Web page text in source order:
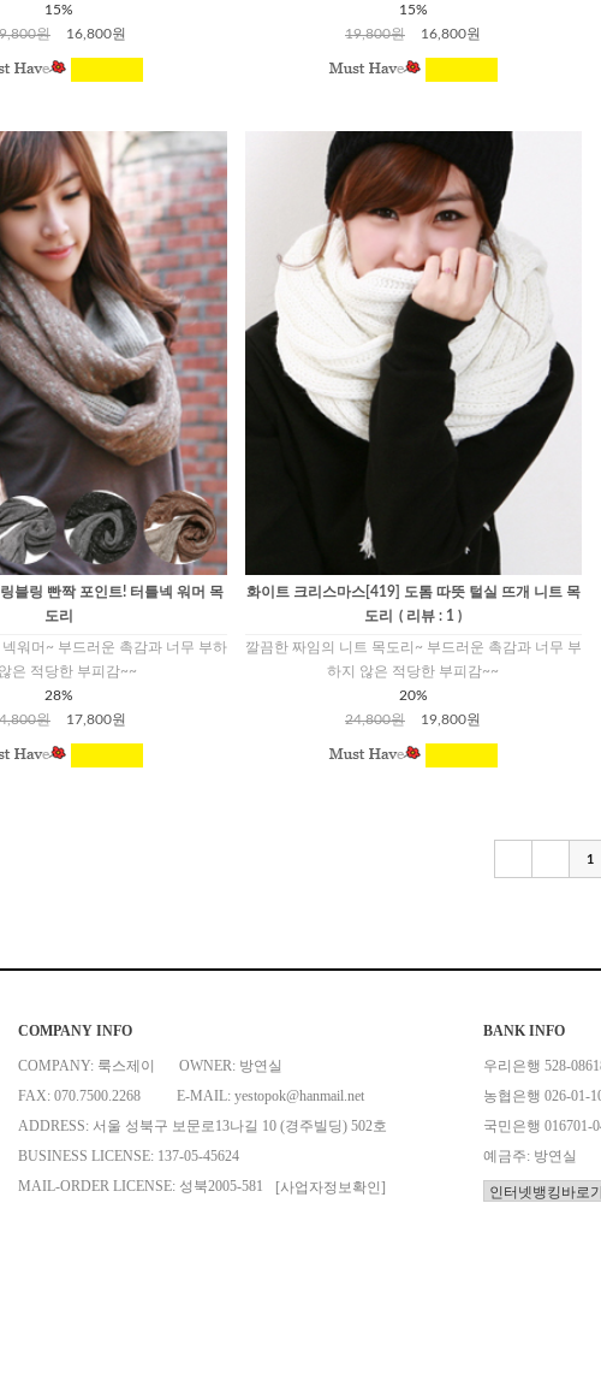
15%
원
16,800원
15%
19,800원
16,800원
블링 빤짝 포인트! 터틀넥 워머 목
도리
워머~ 부드러운 촉감과 너무 부하
은 적당한 부피감~~
28%
원
17,800원
화이트 크리스마스[419] 도톰 따뜻 털실 뜨개 니트 목
도리
( 리뷰 : 1 )
깔끔한 짜임의 니트 목도리~ 부드러운 촉감과 너무 부
하지 않은 적당한 부피감~~
20%
24,800원
19,800원
1
COMPANY INFO
COMPANY: 룩스제이
OWNER: 방연실
FAX: 070.7500.2268
E-MAIL: yestopok@hanmail.net
ADDRESS: 서울 성북구 보문로13나길 10 (경주빌딩) 502호
BUSINESS LICENSE: 137-05-45624
MAIL-ORDER LICENSE: 성북2005-581
[사업자정보확인]
BANK INFO
우리은행 528-
농협은행 026-01-
국민은행 016701-
예금주: 방연실